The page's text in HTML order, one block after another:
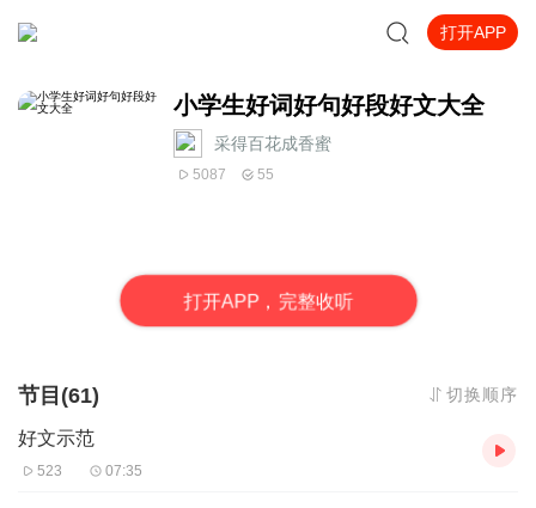
打开APP
小学生好词好句好段好文大全
采得百花成香蜜
5087 55
打开APP，完整收听
节目(61) 切换顺序
好文示范
523 07:35